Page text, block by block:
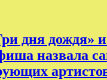
дня дождя»
назвала